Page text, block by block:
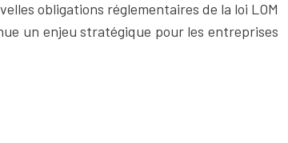
obligations réglementaires de la loi LOM
un enjeu stratégique pour les entreprises